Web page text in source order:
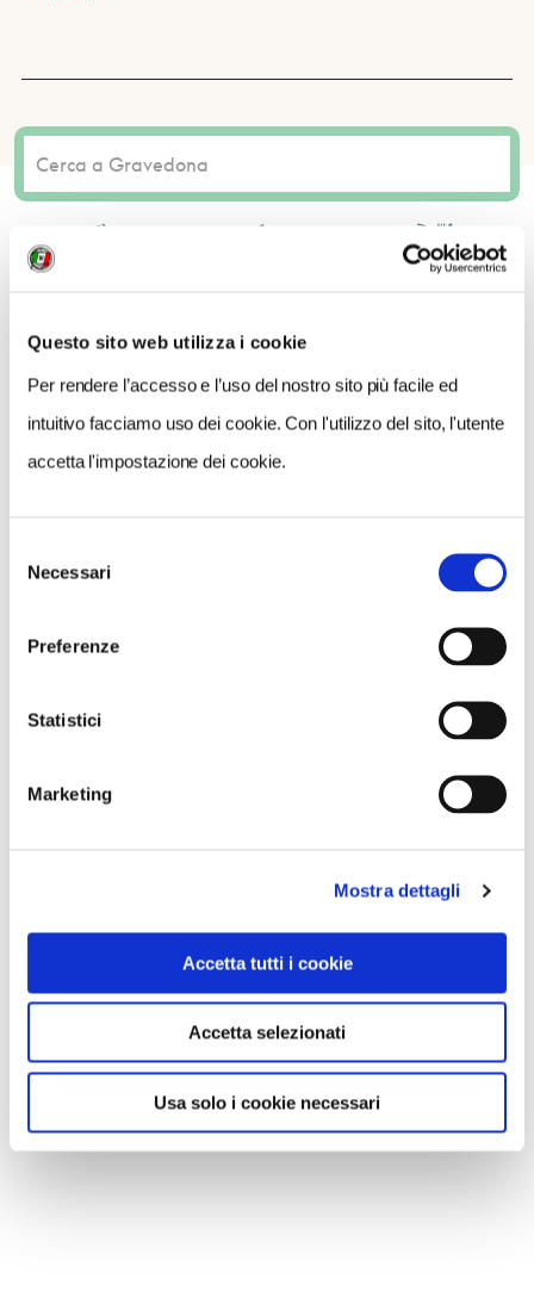
Questo sito web utilizza i cookie
Per rendere l’accesso e l’uso del nostro sito più facile ed
intuitivo facciamo uso dei cookie. Con l'utilizzo del sito, l'utente
accetta l'impostazione dei cookie.
delNecessari
Preferenze
Statistici
Marketing
Mostra dettagli
Accetta tutti i cookie
Accetta selezionati
Usa solo i cookie necessari
DOVE MANGIARE
0 RISULTATI
Nessun risultato.
MAPPA